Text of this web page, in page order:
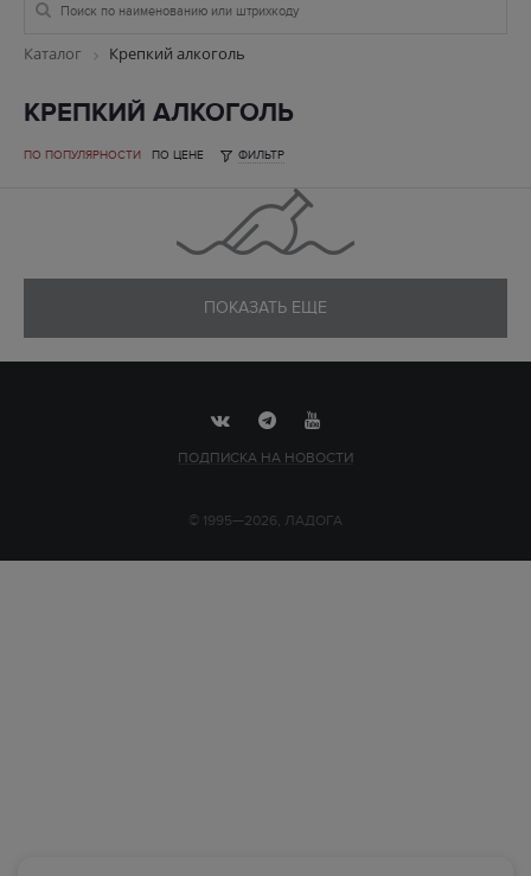
Каталог Крепкий алкоголь
КРЕПКИЙ АЛКОГОЛЬ
ПО ПОПУЛЯРНОСТИ ПО ЦЕНЕ ФИЛЬТР
ПОКАЗАТЬ ЕЩЕ
ПОДПИСКА НА НОВОСТИ
© 1995—2026, ЛАДОГА